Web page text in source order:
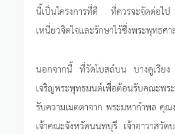
นี้เป็นโครงการที่ดี ที่ควรจะจัดต่อไ
เหนี่ยวจิตใจและรักษาไว้ซึ่งพระพุทธศ
นอกจากนี้ ที่วัดโบสถ์บน บางคูเวียง
เจริญพระพุทธมนต์เพื่อต้อนรับคณะพ
รับความเมตตาจาก พระมหากำพล คุณ
เจ้าคณะจังหวัดนนทบุรี เจ้าอาวาสวัด